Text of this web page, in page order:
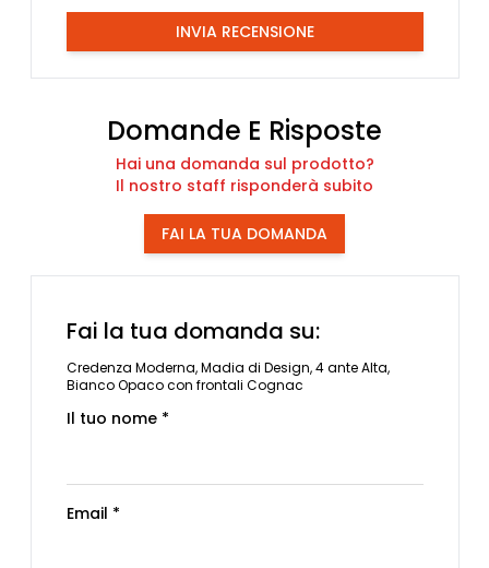
INVIA RECENSIONE
Domande E Risposte
Hai una domanda sul prodotto?
Il nostro staff risponderà subito
FAI LA TUA DOMANDA
Fai la tua domanda su:
Credenza Moderna, Madia di Design, 4 ante Alta,
Bianco Opaco con frontali Cognac
Il tuo nome *
Email *